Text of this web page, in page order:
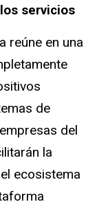
servicios
reúne en una
de
del
la
ecosistema